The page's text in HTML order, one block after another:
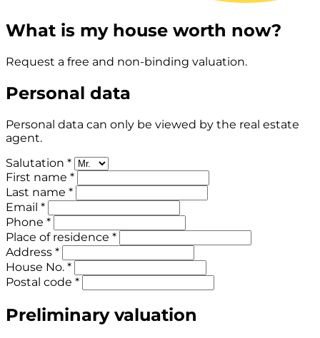
What is my house worth now?
Request a free and non-binding valuation.
Personal data
Personal data can only be viewed by the real estate
agent.
Salutation *
First name *
Last name *
Email *
Phone *
Place of residence *
Address *
House No. *
Postal code *
Preliminary valuation